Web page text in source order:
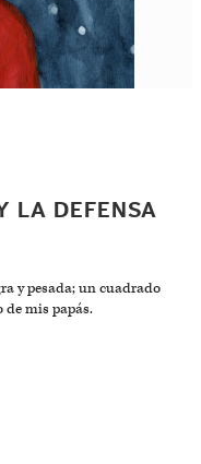
LA DEFENSA
y pesada; un cuadrado
de mis papás.